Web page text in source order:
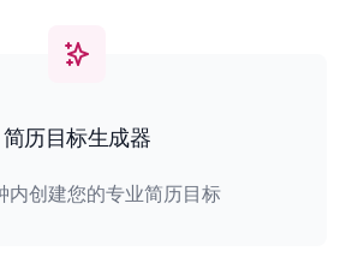
简历目标生成器
内创建您的专业简历目标